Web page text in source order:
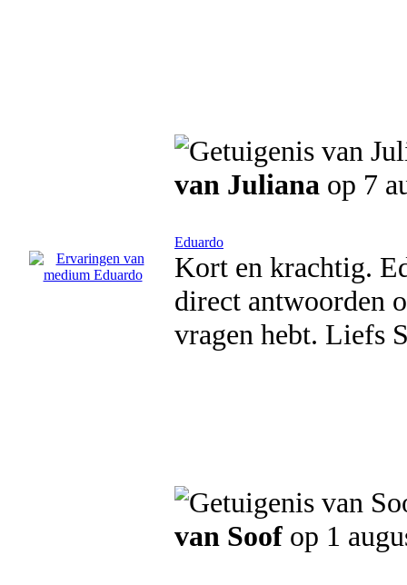
van Juliana op 7
Eduardo
Kort en krachtig.
direct antwoorden
vragen hebt. Liefs
van Soof op 1